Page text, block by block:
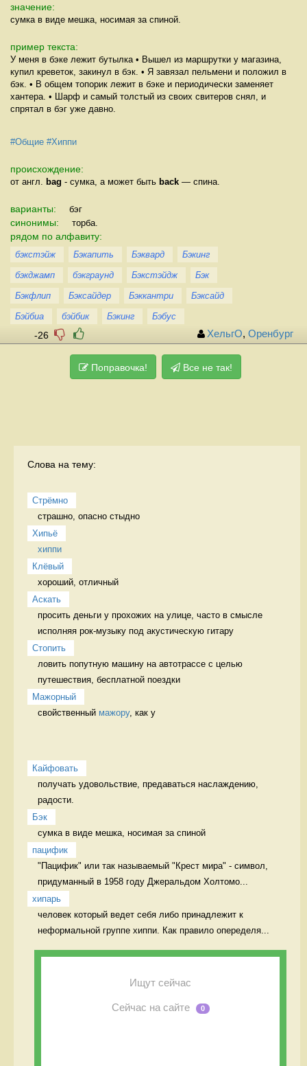
значение:
сумка в виде мешка, носимая за спиной.
пример текста:
У меня в бэке лежит бутылка • Вышел из маршрутки у магазина,
купил креветок, закинул в бэк. • Я завязал пельмени и положил в
бэк. • В общем топорик лежит в бэке и периодически заменяет
хантера. • Шарф и самый толстый из своих свитеров снял, и
спрятал в бэг уже давно.
#Общие #Хиппи
происхождение:
от англ. bag - сумка, а может быть back — спина.
варианты: бэг
синонимы: торба.
рядом по алфавиту:
бэкстэйж Бэкапить Бэквард
Бэкинг
бэкджамп
бэкграунд Бэкстэйдж
Бэк
Бэкфлип
Бэксайдер Бэккантри
Бэксайд
Бэйбиа
бэйбик Бэкинг Бэбус
-26 ХельгО, Оренбург
Поправочка! Все не так!
Слова на тему:
Стрёмно
страшно, опасно стыдно
Хипьё
хиппи
Клёвый
хороший, отличный
Аскать
просить деньги у прохожих на улице, часто в смысле
исполняя рок-музыку под акустическую гитару
Стопить
ловить попутную машину на автотрассе с целью
путешествия, бесплатной поездки
Мажорный
свойственный мажору, как у
Кайфовать
получать удовольствие, предаваться наслаждению,
радости.
Бэк
сумка в виде мешка, носимая за спиной
пацифик
"Пацифик" или так называемый "Крест мира" - символ,
придуманный в 1958 году Джеральдом Холтомо...
хипарь
человек который ведет себя либо принадлежит к
неформальной группе хиппи. Как правило опеределя...
Ищут сейчас
Сейчас на сайте 0